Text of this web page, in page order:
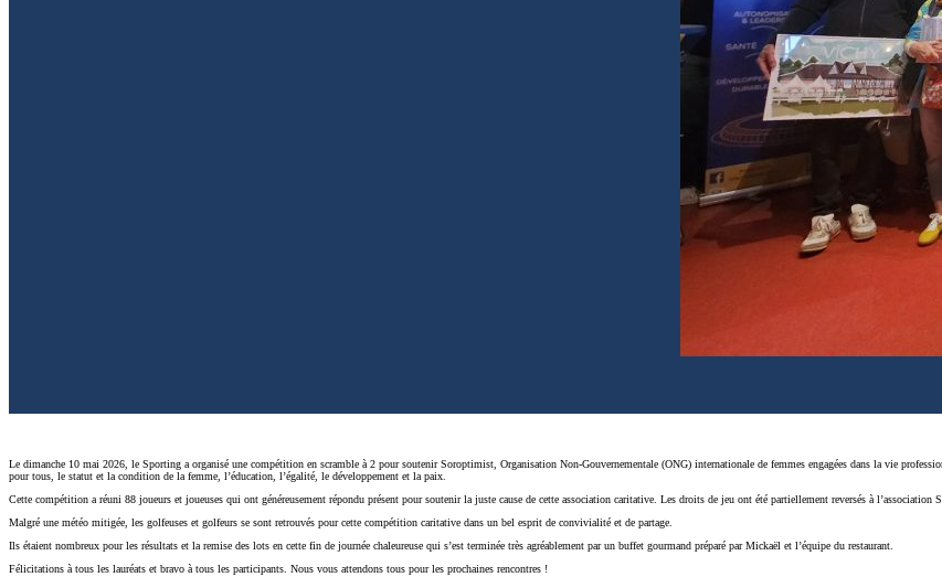
Le dimanche 10 mai 2026, le Sporting a organisé une compétition en scramble à 2 pour soutenir Soroptimist, Organisation Non-Gouvernementale (ONG) internationale de femmes engagées dans la vie
pour tous, le statut et la condition de la femme, l’éducation, l’égalité, le développement et la paix.
Cette compétition a réuni 88 joueurs et joueuses qui ont généreusement répondu présent pour soutenir la juste cause de cette association caritative. Les droits de jeu ont été partiellement reversés à l’association
Malgré une météo mitigée, les golfeuses et golfeurs se sont retrouvés pour cette compétition caritative dans un bel esprit de convivialité et de partage.
Ils étaient nombreux pour les résultats et la remise des lots en cette fin de journée chaleureuse qui s’est terminée très agréablement par un buffet gourmand préparé par Mickaël et l’équipe du restaurant.
Félicitations à tous les lauréats et bravo à tous les participants. Nous vous attendons tous pour les prochaines rencontres !